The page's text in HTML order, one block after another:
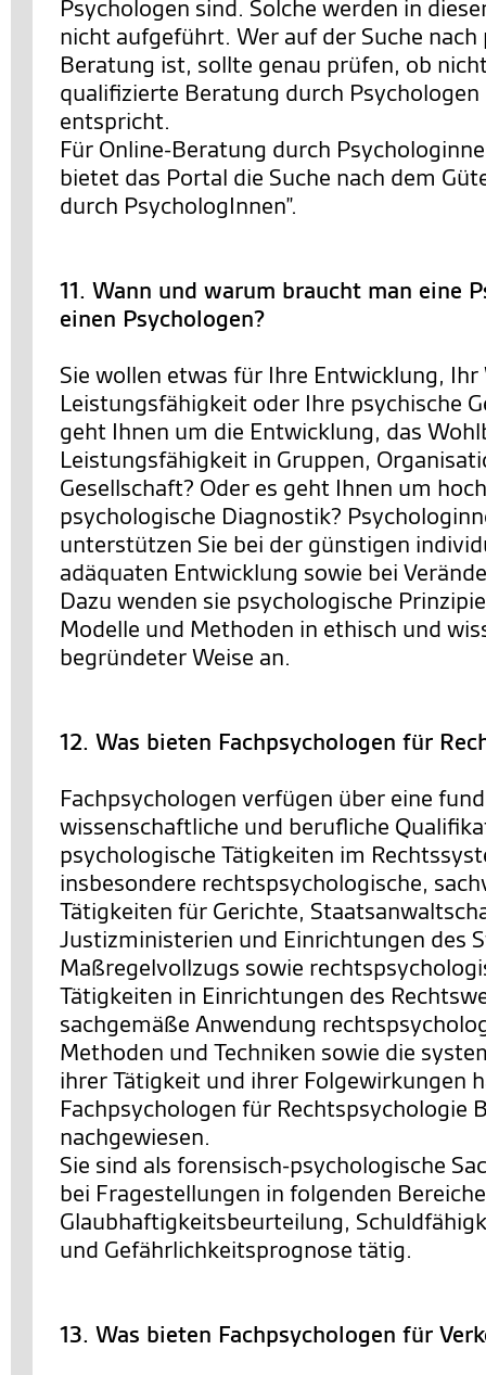
Psychologen sind. Solche werden in
nicht aufgeführt. Wer auf der Suche
Beratung ist, sollte genau prüfen, ob
qualifizierte Beratung durch
entspricht.
Für Online-Beratung durch
bietet das Portal die Suche nach dem
durch PsychologInnen”.
11. Wann und warum braucht man eine
einen Psychologen?
Sie wollen etwas für Ihre Entwicklung,
Leistungsfähigkeit oder Ihre psychische
geht Ihnen um die Entwicklung, das
Leistungsfähigkeit in Gruppen,
Gesellschaft? Oder es geht Ihnen um
psychologische Diagnostik?
unterstützen Sie bei der günstigen
adäquaten Entwicklung sowie bei
Dazu wenden sie psychologische
Modelle und Methoden in ethisch und
begründeter Weise an.
12. Was bieten Fachpsychologen für
Fachpsychologen verfügen über eine
wissenschaftliche und berufliche
psychologische Tätigkeiten im
insbesondere rechtspsychologische,
Tätigkeiten für Gerichte,
Justizministerien und Einrichtungen des
Maßregelvollzugs sowie
Tätigkeiten in Einrichtungen des
sachgemäße Anwendung
Methoden und Techniken sowie die
ihrer Tätigkeit und ihrer Folgewirkungen
Fachpsychologen für Rechtspsychologie
nachgewiesen.
Sie sind als forensisch-psychologische
bei Fragestellungen in folgenden
Glaubhaftigkeitsbeurteilung,
und Gefährlichkeitsprognose tätig.
13. Was bieten Fachpsychologen für